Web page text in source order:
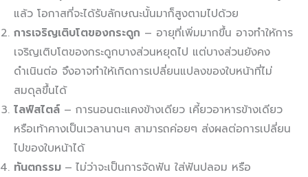
แล้ว โอกาสที่จะได้รับลักษณะนั้นมาก็สูงตามไปด้วย
การเจริญเติบโตของกระดูก – อายุที่เพิ่มมากขึ้น อาจทำให้การ
เจริญเติบโตของกระดูกบางส่วนหยุดไป แต่บางส่วนยังคง
ดำเนินต่อ จึงอาจทำให้เกิดการเปลี่ยนแปลงของใบหน้าที่ไม่
สมดุลขึ้นได้
ไลฟ์สไตล์ – การนอนตะแคงข้างเดียว เคี้ยวอาหารข้างเดียว
หรือเท้าคางเป็นเวลานานๆ สามารถค่อยๆ ส่งผลต่อการเปลี่ยน
ไปของใบหน้าได้
ทันตกรรม – ไม่ว่าจะเป็นการจัดฟัน ใส่ฟันปลอม หรือ